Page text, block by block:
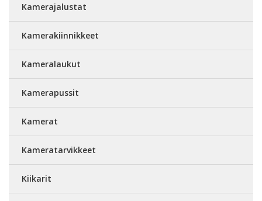
Kamerajalustat
Kamerakiinnikkeet
Kameralaukut
Kamerapussit
Kamerat
Kameratarvikkeet
Kiikarit